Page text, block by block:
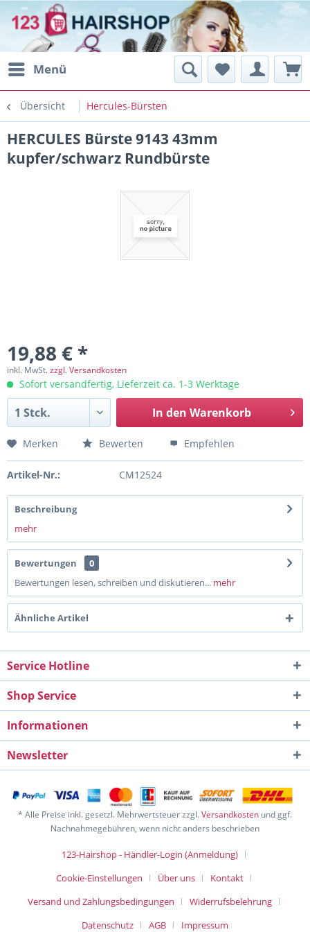
Menü
Übersicht Hercules-Bürsten
HERCULES Bürste 9143 43mm
kupfer/schwarz Rundbürste
19,88 € *
inkl. MwSt.zzgl. Versandkosten
Sofort versandfertig, Lieferzeit ca. 1-3 Werktage
In den Warenkorb
Merken Bewerten Empfehlen
Artikel-Nr.: CM12524
Beschreibung
mehr
Bewertungen
0
Bewertungen lesen, schreiben und diskutieren... mehr
Ähnliche Artikel
Service Hotline
Shop Service
Informationen
Newsletter
* Alle Preise inkl. gesetzl. Mehrwertsteuer zzgl.Versandkosten und ggf.
Nachnahmegebühren, wenn nicht anders beschrieben
123-Hairshop - Händler-Login (Anmeldung)
Cookie-Einstellungen
Über uns
Kontakt
Versand und Zahlungsbedingungen
Widerrufsbelehrung
Datenschutz
AGB Impressum